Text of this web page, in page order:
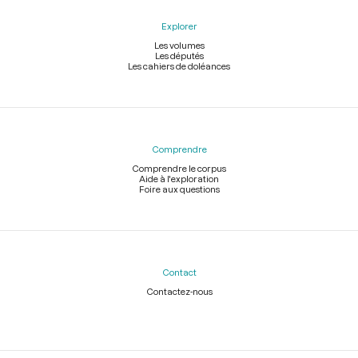
Explorer
Les volumes
Les députés
Les cahiers de doléances
Comprendre
Comprendre le corpus
Aide à l'exploration
Foire aux questions
Contact
Contactez-nous
Légal